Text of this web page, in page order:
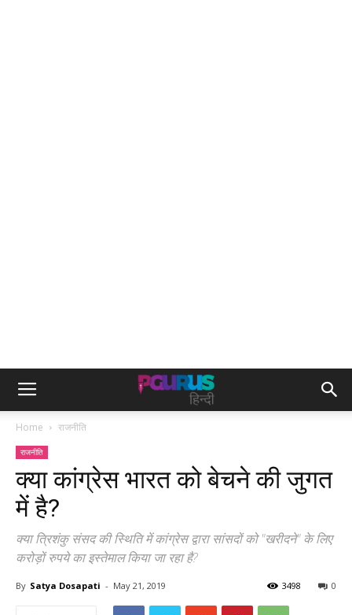
Home राजनीति
राजनीति
क्या कांग्रेस भारत को बेचने की जुगत
में है?
क्या त्रिशंकु संसद की स्थिति में कांग्रेस द्वारा सांसदों को "खरीदने" के लिए
करोड़ों रुपये का इस्तेमाल किया जा रहा है?
By Satya Dosapati - May 21, 2019 0
3498